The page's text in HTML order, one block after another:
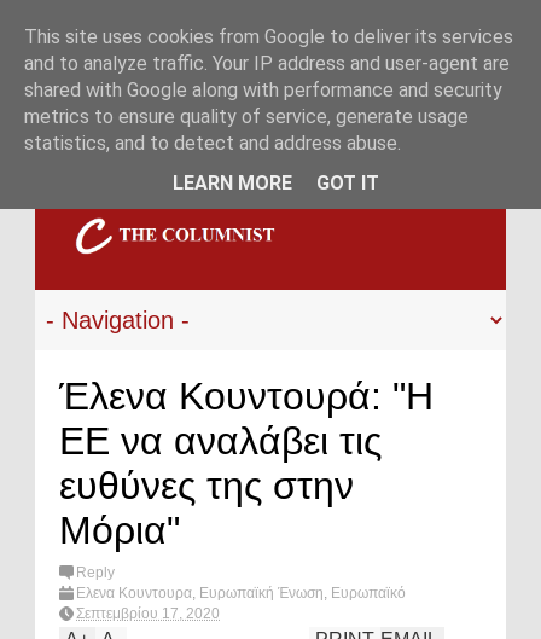
Έλενα Κουντουρά: "Η
ΕΕ να αναλάβει τις
ευθύνες της στην
Μόρια"
Reply
Ελενα Κουντουρα, Ευρωπαϊκή Ένωση, Ευρωπαϊκό
Κοινοβούλιο ,Ευρώπη
Σεπτεμβρίου 17, 2020
This site uses cookies from Google to deliver its services
and to analyze traffic. Your IP address and user-agent are
shared with Google along with performance and security
metrics to ensure quality of service, generate usage
statistics, and to detect and address abuse.
LEARN MORE
GOT IT